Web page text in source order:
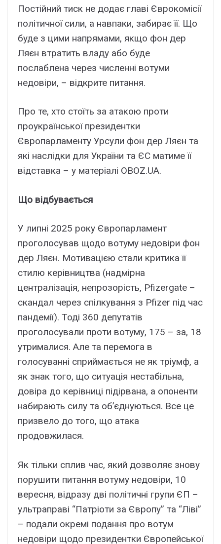
Постійний тиск не додає главі Єврокомісії
політичної сили, а навпаки, забирає її. Що
буде з цими напрямами, якщо фон дер
Ляєн втратить владу або буде
послаблена через численні вотуми
недовіри, – відкрите питання.
Про те, хто стоїть за атакою проти
проукраїнської президентки
Європарламенту Урсули фон дер Ляєн та
які наслідки для України та ЄС матиме її
відставка – у матеріалі OBOZ.UA.
Що відбувається
У липні 2025 року Європарламент
проголосував щодо вотуму недовіри фон
дер Ляєн. Мотивацією стали критика її
стилю керівництва (надмірна
централізація, непрозорість, Pfizergate –
скандал через спілкування з Pfizer під час
пандемії). Тоді 360 депутатів
проголосували проти вотуму, 175 – за, 18
утрималися. Але та перемога в
голосуванні сприймається не як тріумф, а
як знак того, що ситуація нестабільна,
довіра до керівниці підірвана, а опоненти
набирають силу та об’єднуються. Все це
призвело до того, що атака
продовжилася.
Як тільки сплив час, який дозволяє знову
порушити питання вотуму недовіри, 10
вересня, відразу дві політичні групи ЄП –
ультраправі “Патріоти за Європу” та “Ліві”
– подали окремі подання про вотум
недовіри щодо президентки Європейської